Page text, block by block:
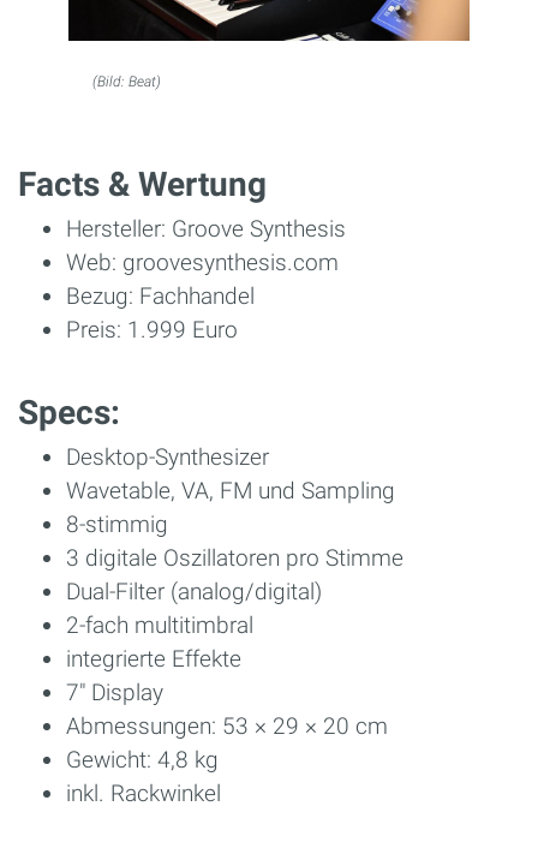
(Bild: Beat)
Facts & Wertung
Hersteller: Groove Synthesis
Web: groovesynthesis.com
Bezug: Fachhandel
Preis: 1.999 Euro
Specs:
Desktop-Synthesizer
Wavetable, VA, FM und Sampling
8-stimmig
3 digitale Oszillatoren pro Stimme
Dual-Filter (analog/digital)
2-fach multitimbral
integrierte Effekte
7" Display
Abmessungen: 53 × 29 × 20 cm
Gewicht: 4,8 kg
inkl. Rackwinkel